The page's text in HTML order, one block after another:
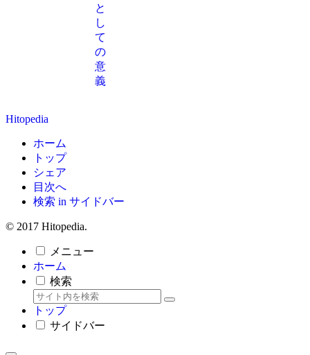
と
し
て
の
意
義
Hitopedia
ホーム
トップ
シェア
目次へ
検索 in サイドバー
© 2017 Hitopedia.
メニュー
ホーム
検索
トップ
サイドバー